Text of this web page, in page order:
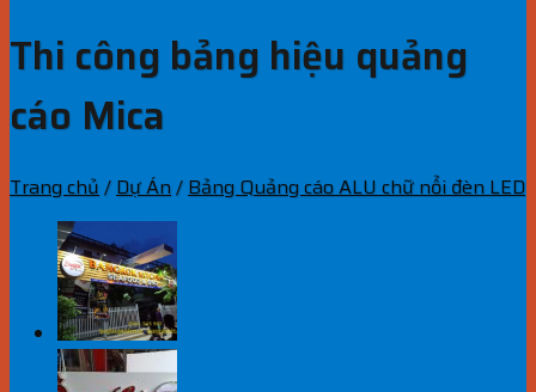
Thi công bảng hiệu quảng
cáo Mica
Trang chủ / Dự Án/ Bảng Quảng cáo ALU chữ nổi đèn LED